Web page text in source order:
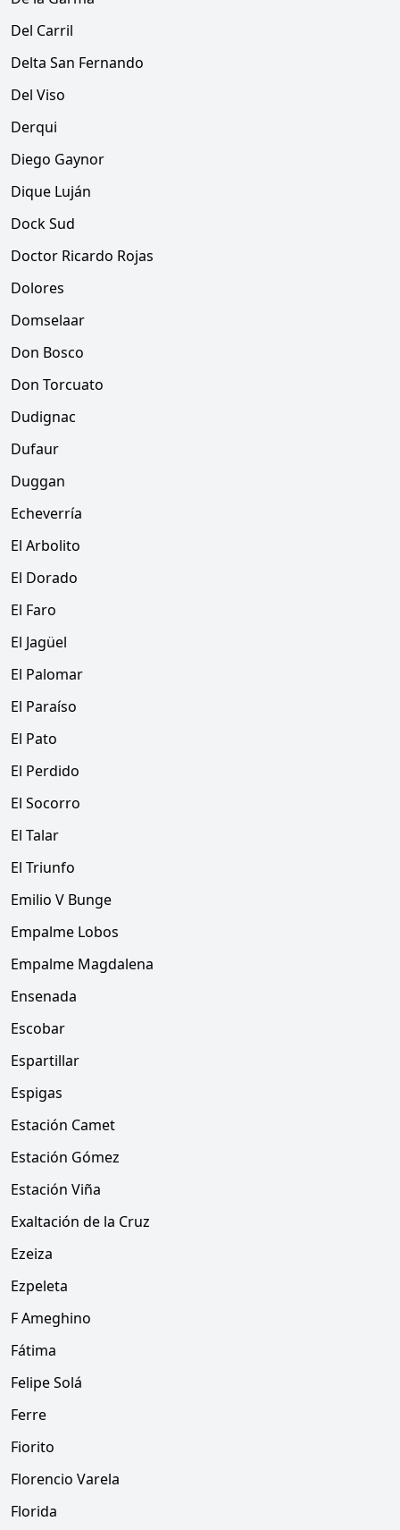
Del Carril
Delta San Fernando
Del Viso
Derqui
Diego Gaynor
Dique Luján
Dock Sud
Doctor Ricardo Rojas
Dolores
Domselaar
Don Bosco
Don Torcuato
Dudignac
Dufaur
Duggan
Echeverría
El Arbolito
El Dorado
El Faro
El Jagüel
El Palomar
El Paraíso
El Pato
El Perdido
El Socorro
El Talar
El Triunfo
Emilio V Bunge
Empalme Lobos
Empalme Magdalena
Ensenada
Escobar
Espartillar
Espigas
Estación Camet
Estación Gómez
Estación Viña
Exaltación de la Cruz
Ezeiza
Ezpeleta
F Ameghino
Fátima
Felipe Solá
Ferre
Fiorito
Florencio Varela
Florida